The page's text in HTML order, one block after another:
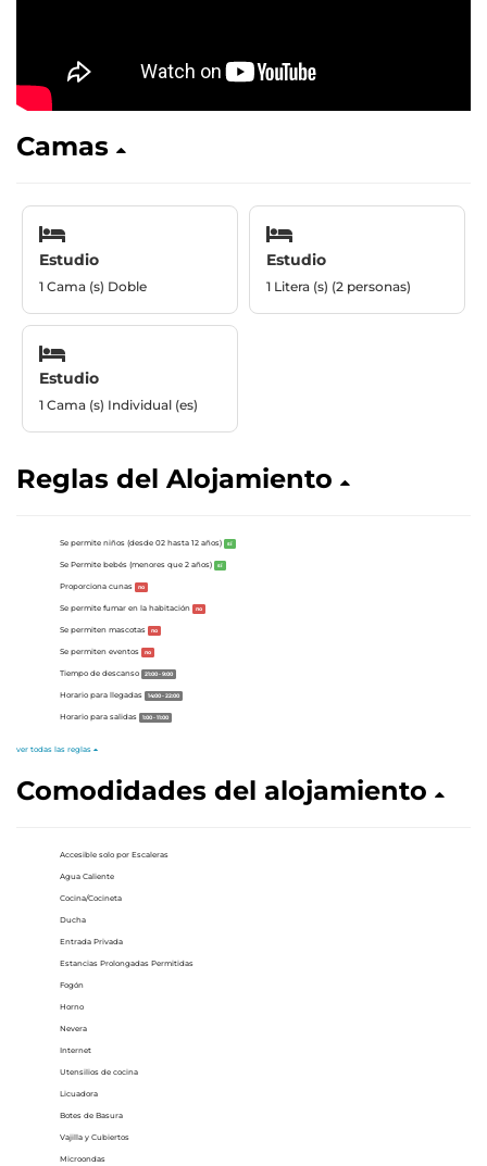
Camas
Estudio
1 Cama (s) Doble
Estudio
1 Litera (s) (2 personas)
Estudio
1 Cama (s) Individual (es)
Reglas del Alojamiento
Se permite niños (desde 02 hasta 12 años) sí
Se Permite bebés (menores que 2 años) sí
Proporciona cunas no
Se permite fumar en la habitación no
Se permiten mascotas no
Se permiten eventos no
Tiempo de descanso 21:00 - 9:00
Horario para llegadas 14:00 - 22:00
Horario para salidas 1:00 - 11:00
ver todas las reglas
Comodidades del alojamiento
Accesible solo por Escaleras
Agua Caliente
Cocina/Cocineta
Ducha
Entrada Privada
Estancias Prolongadas Permitidas
Fogón
Horno
Nevera
Internet
Utensilios de cocina
Licuadora
Botes de Basura
Vajilla y Cubiertos
Microondas